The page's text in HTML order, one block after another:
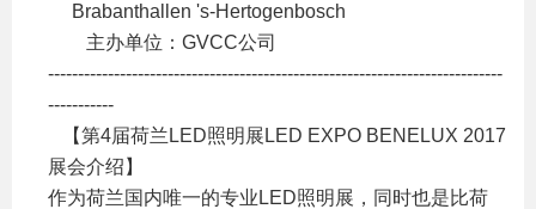
Brabanthallen 's-Hertogenbosch
主办单位：GVCC公司
----------------------------------------------------------------------------
-----------
【第4届荷兰LED照明展LED EXPO BENELUX 2017
展会介绍】
作为荷兰国内唯一的专业LED照明展，同时也是比荷